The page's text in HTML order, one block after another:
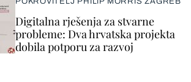
Digitalna rješenja za stvarne
probleme: Dva hrvatska projekta
dobila potporu za razvoj